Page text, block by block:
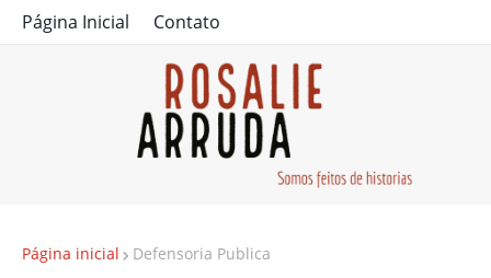
Página Inicial Contato
Página inicial Defensoria Publica